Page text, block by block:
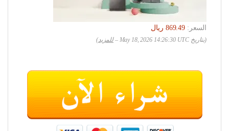
السعر:
‏869.49 ريال
(بتاريخ May 18, 2026 14:26:30 UTC – للمزيد)